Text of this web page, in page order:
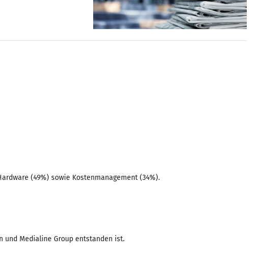
(49%) sowie Kostenmanagement (34%).
und Medialine Group entstanden ist.